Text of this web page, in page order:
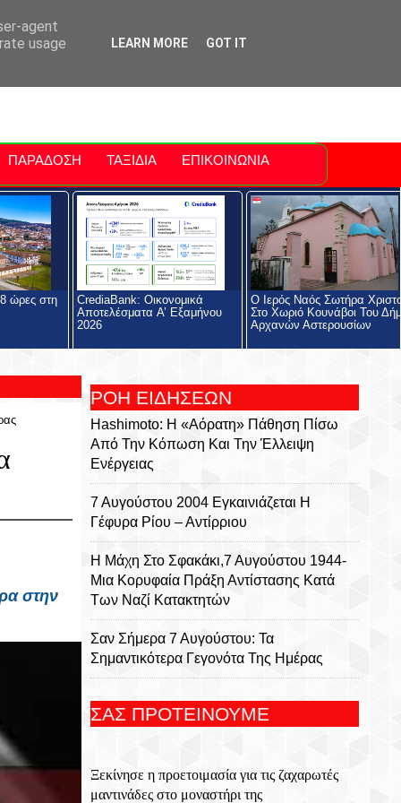
Polis
ΠΑΡΑΔΟΣΗ ΤΑΞΙΔΙΑ ΕΠΙΚΟΙΝΩΝΙΑ
ώρες στη
CrediaBank: Οικονομικά
Αποτελέσματα A’ Εξαμήνου
2026
Ο Ιερός Ναός Σωτήρα
Στο Χωριό Κουνάβοι Του
Αρχανών Αστερουσίων
στην
ΡΟΗ ΕΙΔΗΣΕΩΝ
Hashimoto: Η «αόρατη» Πάθηση Πίσω
Από Την Κόπωση Και Την Έλλειψη
Ενέργειας
7 Αυγούστου 2004 Εγκαινιάζεται Η
Γέφυρα Ρίου – Αντίρριου
Η Μάχη Στο Σφακάκι,7 Αυγούστου 1944-
Μια Κορυφαία Πράξη Αντίστασης Κατά
Των Ναζί Κατακτητών
Σαν Σήμερα 7 Αυγούστου: Τα
Σημαντικότερα Γεγονότα Της Ημέρας
Ο Ιερός Ναός Σωτήρα Χριστού Στο Χωριό
ΣΑΣ ΠΡΟΤΕΙΝΟΥΜΕ
Ξεκίνησε η προετοιμασία για τις ζαχαρωτές
μαντινάδες στο μοναστήρι της
agent
usage
LEARN MORE GOT IT